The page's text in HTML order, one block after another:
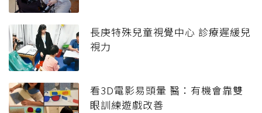
長庚特殊兒童視覺中心 診療遲緩兒
視力
看3D電影易頭暈 醫：有機會靠雙
眼訓練遊戲改善